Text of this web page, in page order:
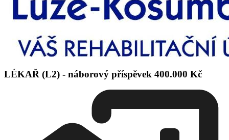
LÉKAŘ (L2) - náborový příspěvek 400.000 Kč